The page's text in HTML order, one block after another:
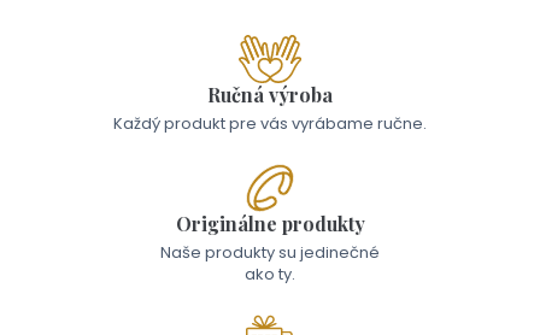
Ručná výroba
Každý produkt pre vás vyrábame ručne.
Originálne produkty
Naše produkty su jedinečné
ako ty.